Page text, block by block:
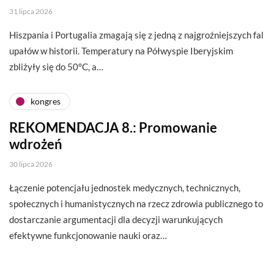
31 lipca 2026
Hiszpania i Portugalia zmagają się z jedną z najgroźniejszych fal
upałów w historii. Temperatury na Półwyspie Iberyjskim
zbliżyły się do 50°C, a…
kongres
REKOMENDACJA 8.: Promowanie
wdrożeń
30 lipca 2026
Łączenie potencjału jednostek medycznych, technicznych,
społecznych i humanistycznych na rzecz zdrowia publicznego to
dostarczanie argumentacji dla decyzji warunkujących
efektywne funkcjonowanie nauki oraz…